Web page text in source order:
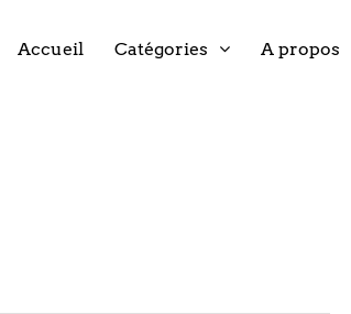
Accueil Catégories A propos